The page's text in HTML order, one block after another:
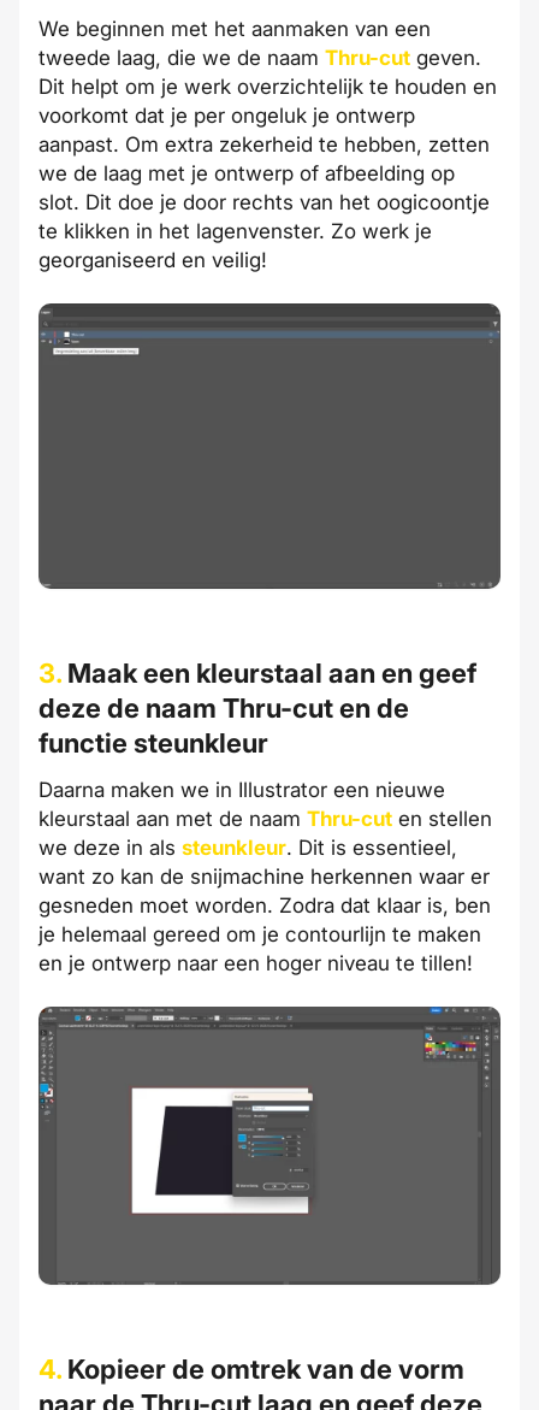
We beginnen met het aanmaken van een
tweede laag, die we de naam Thru-cut geven.
Dit helpt om je werk overzichtelijk te houden en
voorkomt dat je per ongeluk je ontwerp
aanpast. Om extra zekerheid te hebben, zetten
we de laag met je ontwerp of afbeelding op
slot. Dit doe je door rechts van het oogicoontje
te klikken in het lagenvenster. Zo werk je
georganiseerd en veilig!
3. Maak een kleurstaal aan en geef
deze de naam Thru-cut en de
functie steunkleur
Daarna maken we in Illustrator een nieuwe
kleurstaal aan met de naam Thru-cut en stellen
we deze in als steunkleur. Dit is essentieel,
want zo kan de snijmachine herkennen waar er
gesneden moet worden. Zodra dat klaar is, ben
je helemaal gereed om je contourlijn te maken
en je ontwerp naar een hoger niveau te tillen!
4. Kopieer de omtrek van de vorm
naar de Thru-cut laag en geef deze